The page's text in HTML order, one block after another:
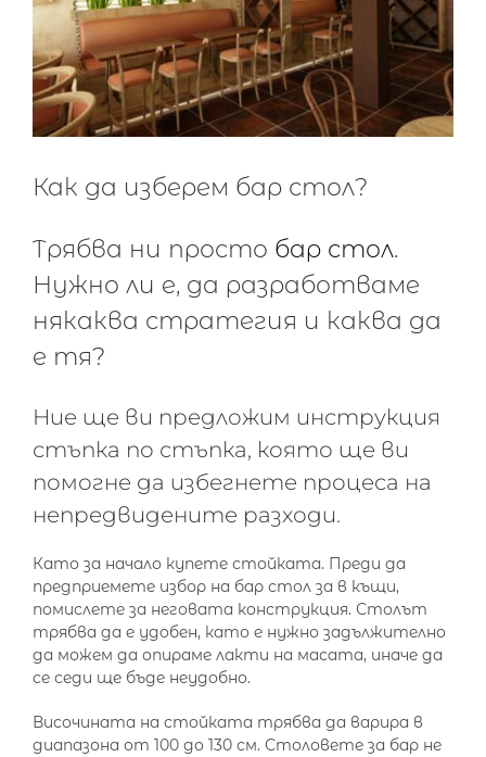
Как да изберем бар стол?
Tрябва ни просто бар стол.
Нужно ли е, да разработваме
някаква стратегия и каква да
е тя?
Ние ще ви предложим инструкция
стъпка по стъпка, която ще ви
помогне да избегнете процеса на
непредвидените разходи.
Като за начало купете стойката. Преди да
предприемете избор на бар стол за в къщи,
помислете за неговата конструкция. Столът
трябва да е удобен, като е нужно задължително
да можем да опираме лакти на масата, иначе да
се седи ще бъде неудобно.
Височината на стойката трябва да варира в
диапазона от 100 до 130 см. Столовете за бар не